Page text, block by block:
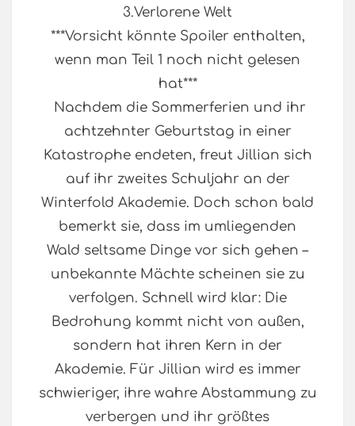
3.Verlorene Welt
***Vorsicht könnte Spoiler enthalten,
wenn man Teil 1 noch nicht gelesen
hat***
Nachdem die Sommerferien und ihr
achtzehnter Geburtstag in einer
Katastrophe endeten, freut Jillian sich
auf ihr zweites Schuljahr an der
Winterfold Akademie. Doch schon bald
bemerkt sie, dass im umliegenden
Wald seltsame Dinge vor sich gehen –
unbekannte Mächte scheinen sie zu
verfolgen. Schnell wird klar: Die
Bedrohung kommt nicht von außen,
sondern hat ihren Kern in der
Akademie. Für Jillian wird es immer
schwieriger, ihre wahre Abstammung zu
verbergen und ihr größtes